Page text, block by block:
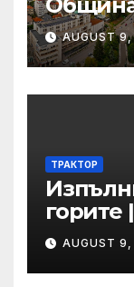
AUGUST
ТРАКТОР
горите
AUGUST